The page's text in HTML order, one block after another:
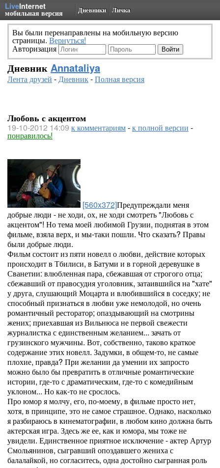
LiveInternet
мобильная версия Дневники Личка
Вы были перенаправлены на мобильную версию
страницы. Вернуться!
Авторизация
Дневник Annataliya
Лента друзей -Дневник-Полная версия
Любовь с акцентом
19-10-2012 14:09 к комментариям-к полной версии -
понравилось!
[560x372]Предупреждали меня
добрые люди - не ходи, ох, не ходи смотреть "Любовь с
акцентом"! Но тема моей любимой Грузии, поднятая в этом
фильме, взяла верх, и мы-таки пошли. Что сказать? Правы
были добрые люди.
Фильм состоит из пяти новелл о любви, действие которых
происходит в Тбилиси, в Батуми и в горной деревушке в
Сванетии: влюбленная пара, сбежавшая от строгого отца;
сбежавший от правосудия уголовник, затаившийся на "хате"
у друга, слушающий Моцарта и влюбившийся в соседку; не
способный признаться в любви уже немолодой, но очень
романтичный ресторатор; опаздывающий на смотрины
жених; приехавшая из Вильнюса не первой свежести
журналистка с единственным желанием... зачать от
грузинского мужчины. Вот, собственно, таково краткое
содержание этих новелл. Задумки, в общем-то, не самые
плохие, правда? При желании да умении их запросто
можно было бы превратить в отличные романтические
истории, где-то с драматическим, где-то с комедийным
уклоном... Но как-то не срослось.
Про юмор я молчу, его, по-моему, в фильме просто нет,
хотя, в принципе, это не самое страшное. Однако, насколько
я разбираюсь в кинематографии, в любом кино должна быть
актерская игра. Здесь же ее, как и юмора, мы тоже не
увидели. Единственное приятное исключение - актер Артур
Смольянинов, сыгравший опоздавшего жениха с
балалайкой, но согласитесь, одна достойно сыгранная роль